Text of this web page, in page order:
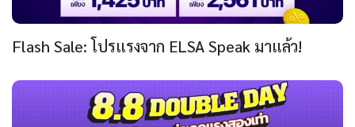
Flash Sale: โปรแรงจาก ELSA Speak มาแล้ว!